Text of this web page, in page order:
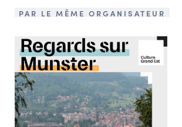
PAR LE MÊME ORGANISATEUR